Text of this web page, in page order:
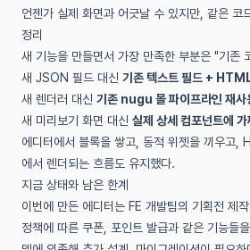
언젠가 실제 화면과 어긋날 수 있지만, 같은 코
정리
새 기능을 만들면서 가장 만족한 부분은 "기존
새 JSON 필드 대신 기존 텍스트 필드 +
새 렌더러 대신 기존 nugu 몰 파이프라인 재사
새 미리보기 화면 대신 실제 상세 컴포넌트에 가
에디터에서 블록을 쌓고, 동적 위젯을 끼우고,
에서 렌더되는 흐름도 유지했다.
지금 상태와 남은 한계
이번에 만든 에디터는 FE 개발팀의 기획전 제
정책에 따른 쿠폰, 포인트 발급과 같은 기능들